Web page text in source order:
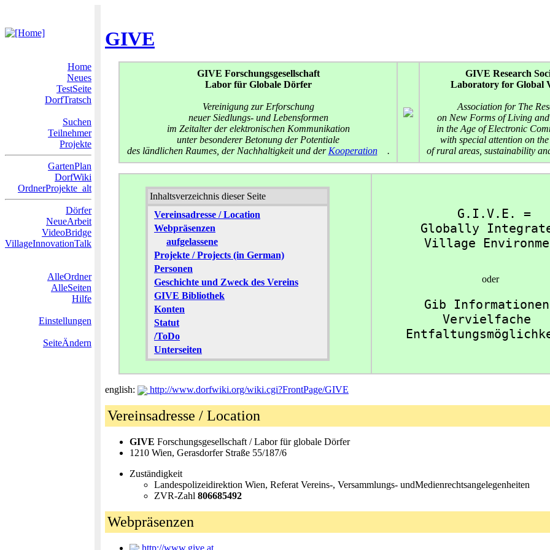
GIVE
Home
Neues
TestSeite
DorfTratsch
Suchen
Teilnehmer
Projekte
GartenPlan
DorfWiki
OrdnerProjekte_alt
Dörfer
NeueArbeit
VideoBridge
VillageInnovationTalk
AlleOrdner
AlleSeiten
Hilfe
Einstellungen
SeiteÄndern
GIVE Forschungsgesellschaft
Labor für Globale Dörfer
Vereinigung zur Erforschung
neuer Siedlungs- und Lebensformen
im Zeitalter der elektronischen Kommunikation
unter besonderer Betonung der Potentiale
des ländlichen Raumes, der Nachhaltigkeit und der Kooperation .
GIVE Research
Laboratory for Global
Association for The
on New Forms of Living and
in the Age of Electronic
with special attention on
of rural areas, sustainability
Inhaltsverzeichnis dieser Seite
Vereinsadresse / Location
Webpräsenzen
aufgelassene
Projekte / Projects (in German)
Personen
Geschichte und Zweck des Vereins
GIVE Bibliothek
Konten
Statut
/ToDo
Unterseiten
  G.I.V.E. =
Globally
Village
oder
Gib
Vervielfache
english: http://www.dorfwiki.org/wiki.cgi?FrontPage/GIVE
Vereinsadresse / Location
GIVE Forschungsgesellschaft / Labor für globale Dörfer
1210 Wien, Gerasdorfer Straße 55/187/6
Zuständigkeit
Landespolizeidirektion Wien, Referat Vereins-, Versammlungs- undMedienrechtsangelegenheiten
ZVR-Zahl 806685492
Webpräsenzen
http://www.give.at